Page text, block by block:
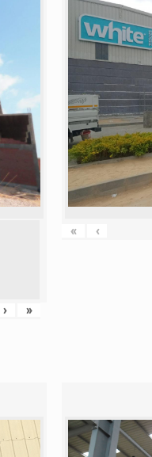
› »
« ‹